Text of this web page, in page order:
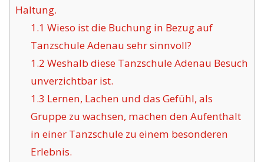
Haltung.
1.1 Wieso ist die Buchung in Bezug auf
Tanzschule Adenau sehr sinnvoll?
1.2 Weshalb diese Tanzschule Adenau Besuch
unverzichtbar ist.
1.3 Lernen, Lachen und das Gefühl, als
Gruppe zu wachsen, machen den Aufenthalt
in einer Tanzschule zu einem besonderen
Erlebnis.